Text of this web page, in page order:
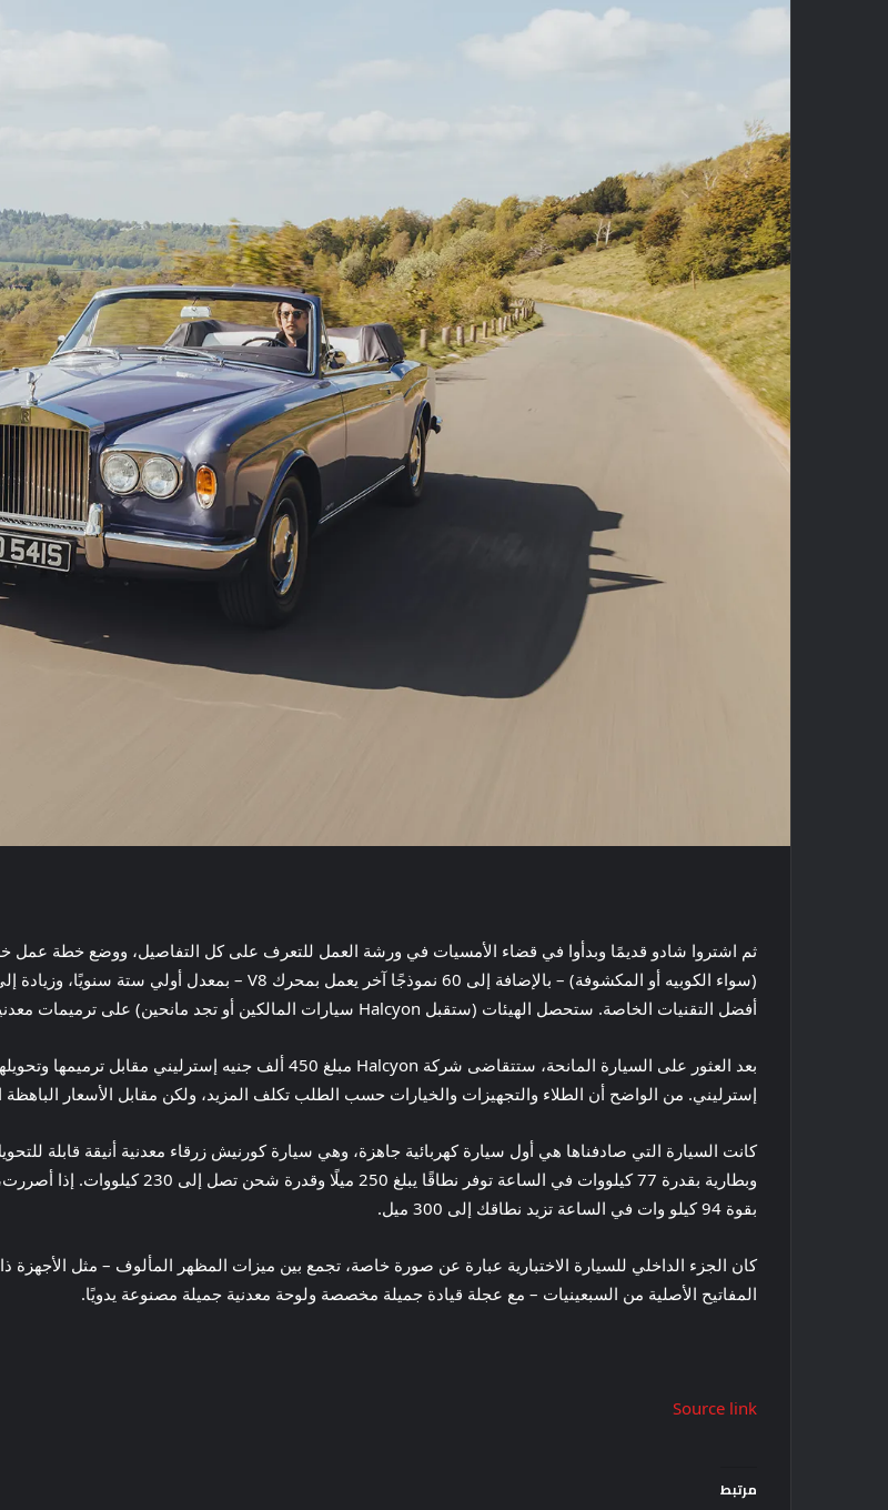
أفضل التقنيات الخاصة. ستحصل الهيئات (ستقبل Halcyon سيارات المالكين أو تجد مانحين) على ترميمات معدنية وسيتم إعادة بنائها بدرجة عالية من تخصيص المالك.
إسترليني. من الواضح أن الطلاء والتجهيزات والخيارات حسب الطلب تكلف المزيد، ولكن مقابل الأسعار الباهظة
بقوة 94 كيلو وات في الساعة تزيد نطاقك إلى 300 ميل.
كان الجزء الداخلي للسيارة الاختبارية عبارة عن صورة خاصة، تجمع بين ميزات المظهر المألوف – مثل الأجهزة
المفاتيح الأصلية من السبعينيات – مع عجلة قيادة جميلة مخصصة ولوحة معدنية جميلة مصنوعة يدويًا.
Source link
مرتبط